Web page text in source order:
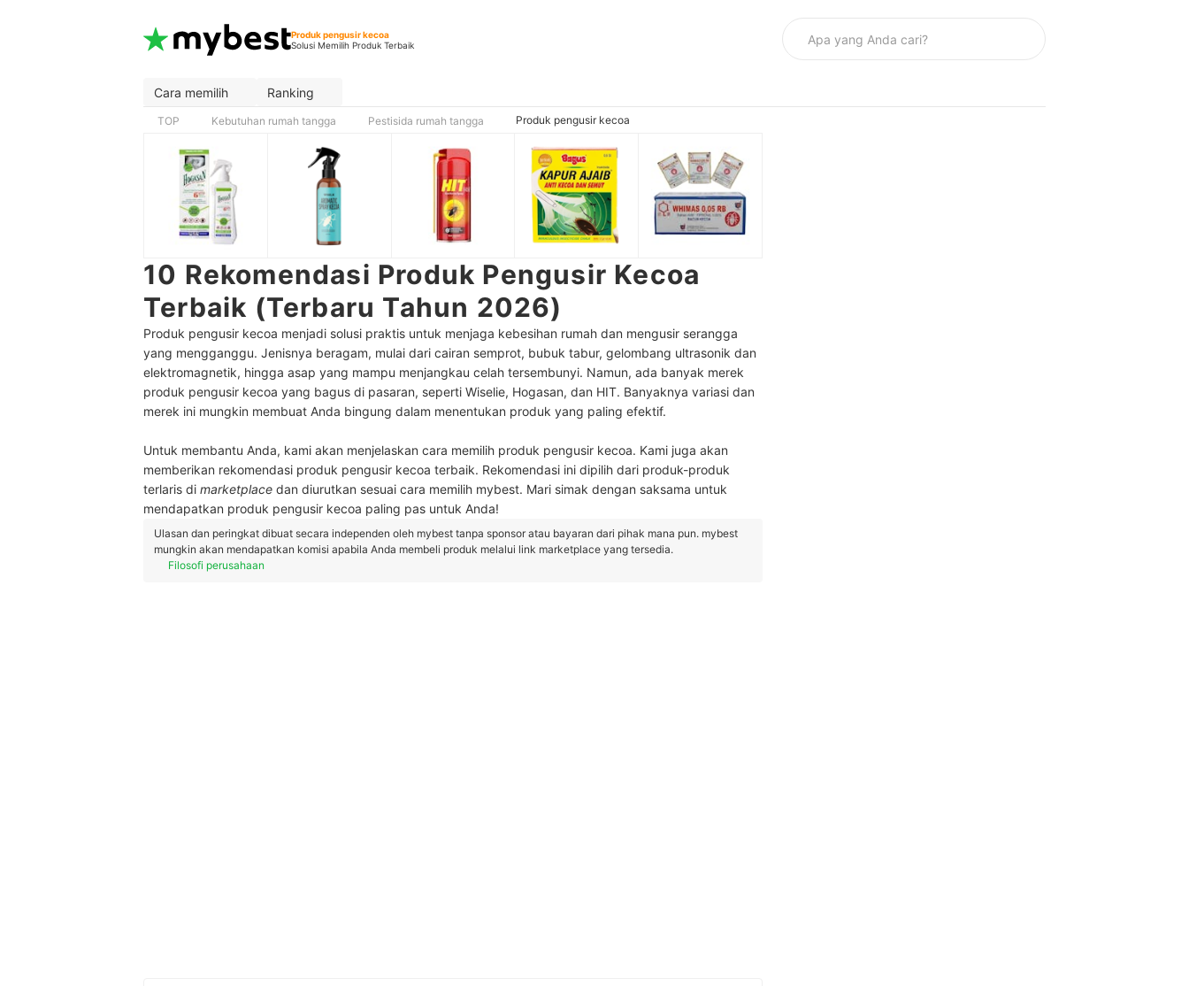
Produk pengusir kecoa
Solusi Memilih Produk Terbaik
Cara memilih Ranking
TOP Kebutuhan rumah tangga Pestisida rumah tangga Produk pengusir kecoa
10 Rekomendasi Produk Pengusir Kecoa
Terbaik (Terbaru Tahun 2026)
Produk pengusir kecoa menjadi solusi praktis untuk menjaga kebesihan rumah dan mengusir serangga
yang mengganggu. Jenisnya beragam, mulai dari cairan semprot, bubuk tabur, gelombang ultrasonik dan
elektromagnetik, hingga asap yang mampu menjangkau celah tersembunyi. Namun, ada banyak merek
produk pengusir kecoa yang bagus di pasaran, seperti Wiselie, Hogasan, dan HIT. Banyaknya variasi dan
merek ini mungkin membuat Anda bingung dalam menentukan produk yang paling efektif.
Untuk membantu Anda, kami akan menjelaskan cara memilih produk pengusir kecoa. Kami juga akan
memberikan rekomendasi produk pengusir kecoa terbaik. Rekomendasi ini dipilih dari produk-produk
terlaris di marketplace dan diurutkan sesuai cara memilih mybest. Mari simak dengan saksama untuk
mendapatkan produk pengusir kecoa paling pas untuk Anda!
Ulasan dan peringkat dibuat secara independen oleh mybest tanpa sponsor atau bayaran dari pihak mana pun. mybest
mungkin akan mendapatkan komisi apabila Anda membeli produk melalui link marketplace yang tersedia.
Filosofi perusahaan